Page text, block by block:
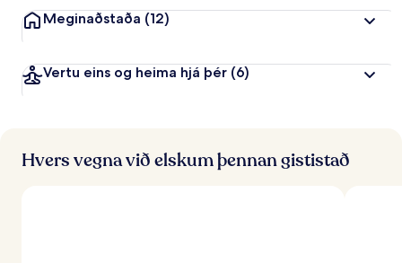
Meginaðstaða (12)
Vertu eins og heima hjá þér (6)
Hvers vegna við elskum þennan gististað